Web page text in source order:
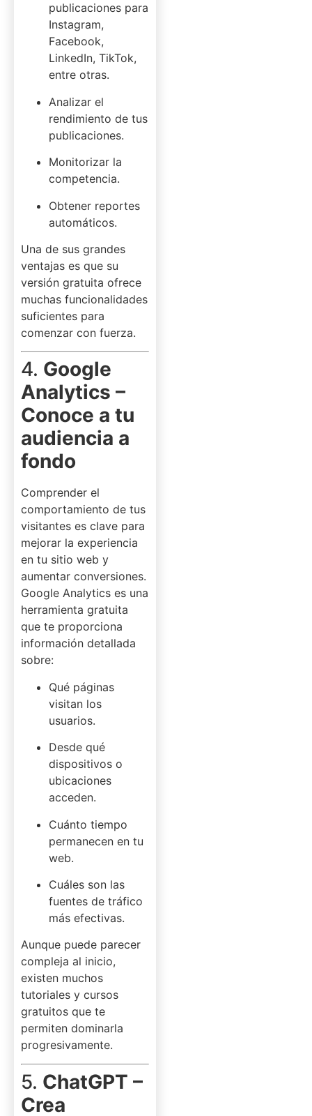
publicaciones para
Instagram,
Facebook,
LinkedIn, TikTok,
entre otras.
Analizar el
rendimiento de tus
publicaciones.
Monitorizar la
competencia.
Obtener reportes
automáticos.
Una de sus grandes
ventajas es que su
versión gratuita ofrece
muchas funcionalidades
suficientes para
comenzar con fuerza.
4. Google
Analytics –
Conoce a tu
audiencia a
fondo
Comprender el
comportamiento de tus
visitantes es clave para
mejorar la experiencia
en tu sitio web y
aumentar conversiones.
Google Analytics es una
herramienta gratuita
que te proporciona
información detallada
sobre:
Qué páginas
visitan los
usuarios.
Desde qué
dispositivos o
ubicaciones
acceden.
Cuánto tiempo
permanecen en tu
web.
Cuáles son las
fuentes de tráfico
más efectivas.
Aunque puede parecer
compleja al inicio,
existen muchos
tutoriales y cursos
gratuitos que te
permiten dominarla
progresivamente.
5. ChatGPT –
Crea